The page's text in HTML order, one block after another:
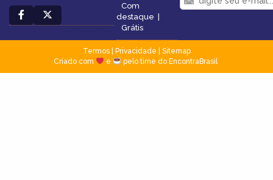
Com
destaque |
Grátis
Termos| Privacidade
Sitemap
Criado com
e pelo time do EncontraBrasil